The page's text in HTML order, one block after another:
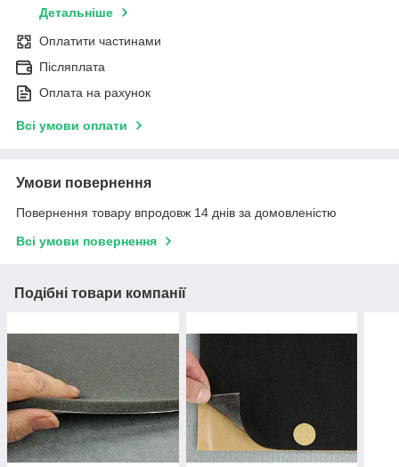
Детальніше
Оплатити частинами
Післяплата
Оплата на рахунок
Всі умови оплати
Умови повернення
Повернення товару впродовж 14 днів за домовленістю
Всі умови повернення
Подібні товари компанії